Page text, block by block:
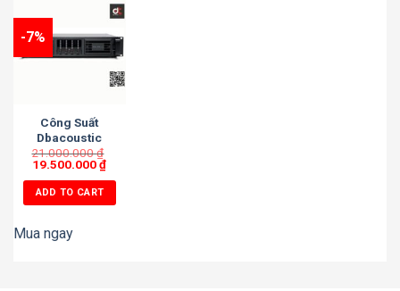
-7%
Công Suất
Dbacoustic
D4.25 Plus
21.000.000₫
19.500.000₫
ADD TO CART
Mua ngay